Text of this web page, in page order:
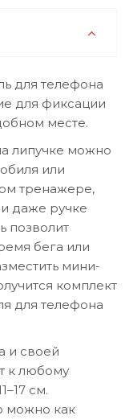
для телефона
для фиксации
месте.
липучке можно
или
тренажере,
даже ручке
позволит
бега или
мини-
комплект
для телефона
и своей
к любому
см.
можно как